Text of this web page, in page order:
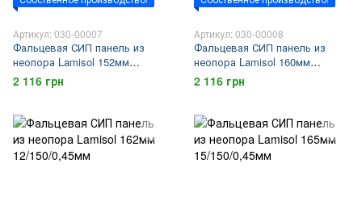
Артикул: 030-00007
Фальцевая СИП панель из
неопора Lamisol 152мм
12/140/0,45мм
2 116 грн
Артикул: 030-00008
Фальцевая СИП панель из
неопора Lamisol 160мм
10/150/0,45мм
2 116 грн